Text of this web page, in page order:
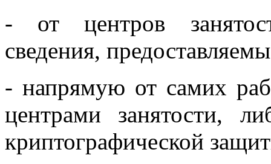
- от центров
сведения,
- напрямую от самих
центрами занятости,
криптографической